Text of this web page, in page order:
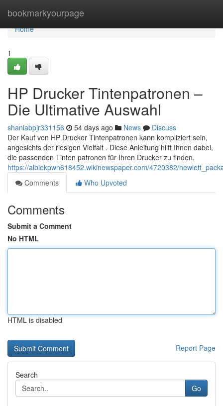
bookmarkyourpage
Home
Home
1
HP Drucker Tintenpatronen –
Die Ultimative Auswahl
shaniabpjr331156 54 days ago News
Discuss
Der Kauf von HP Drucker Tintenpatronen kann kompliziert sein,
angesichts der riesigen Vielfalt . Diese Anleitung hilft Ihnen dabei,
die passenden Tinten patronen für Ihren Drucker zu finden.
https://albiekpwh618452.wikinewspaper.com/4720382/
Comments
Who Upvoted
Comments
Submit a Comment
No HTML
HTML is disabled
Report Page
Search
Go